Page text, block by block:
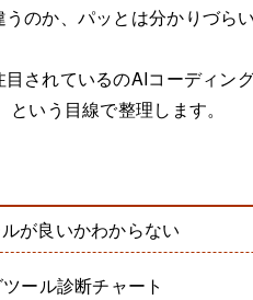
のか、パッとは分かりづらい
されているのAIコーディン
という目線で整理します。
が良いかわからない
ール診断チャート